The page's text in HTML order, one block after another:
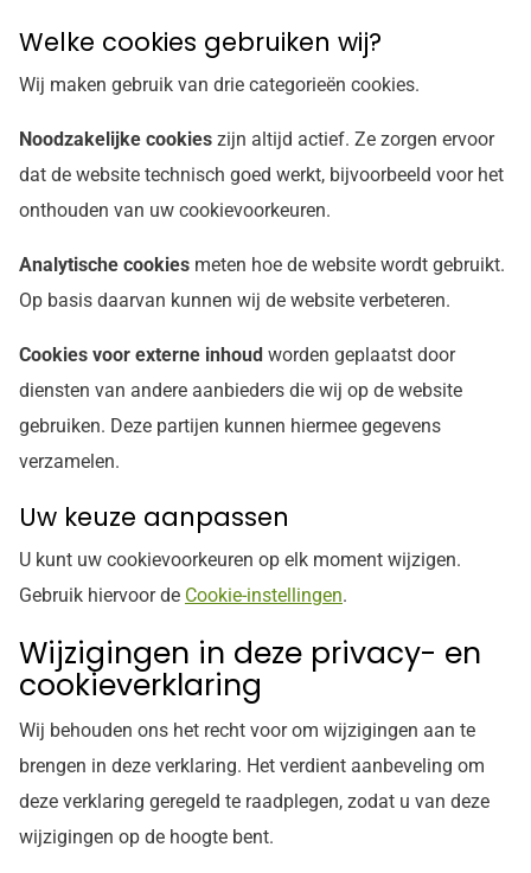
Welke cookies gebruiken wij?
Wij maken gebruik van drie categorieën cookies.
Noodzakelijke cookies zijn altijd actief. Ze zorgen ervoor
dat de website technisch goed werkt, bijvoorbeeld voor het
onthouden van uw cookievoorkeuren.
Analytische cookies meten hoe de website wordt gebruikt.
Op basis daarvan kunnen wij de website verbeteren.
Cookies voor externe inhoud worden geplaatst door
diensten van andere aanbieders die wij op de website
gebruiken. Deze partijen kunnen hiermee gegevens
verzamelen.
Uw keuze aanpassen
U kunt uw cookievoorkeuren op elk moment wijzigen.
Gebruik hiervoor de Cookie-instellingen.
Wijzigingen in deze privacy- en
cookieverklaring
Wij behouden ons het recht voor om wijzigingen aan te
brengen in deze verklaring. Het verdient aanbeveling om
deze verklaring geregeld te raadplegen, zodat u van deze
wijzigingen op de hoogte bent.